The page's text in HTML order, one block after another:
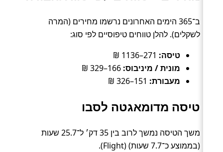
ב־365 הימים האחרונים נרשמו מחירים (המרה
לשקלים). להלן טווחים טיפוסיים לפי סוג:
טיסה:
מונית / מיניבוס:
מעבורת:
טיסה מדומאגטה לסבו
משך הטיסה נמשך לרוב בין 35 דק׳ ל־25.7 שעות
(בממוצע כ־7.7 שעות) (Flight).